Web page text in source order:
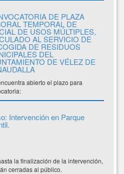
DE PLAZA
TEMPORAL DE
DE USOS MÚLTIPLES,
AL SERVICIO DE
DE RESIDUOS
DEL
DE VÉLEZ DE
abierto el plazo para
Intervención en Parque
la finalización de la intervención,
cerradas al público.